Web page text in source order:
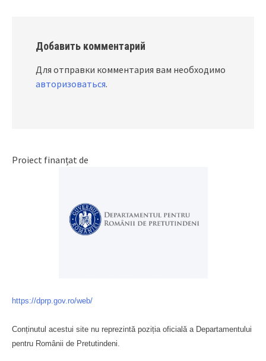
Добавить комментарий
Для отправки комментария вам необходимо
авторизоваться.
Proiect finanțat de
https://dprp.gov.ro/web/
Conținutul acestui site nu reprezintă poziția oficială a Departamentului
pentru Românii de Pretutindeni.